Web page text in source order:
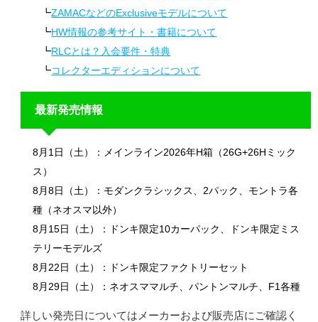
ZAMACなどのExclusiveモデルについて
HW情報の参考サイト・書籍について
RLCとは？入会要件・特典
コレクターエディションについて
最新発売情報
8月1日（土）：メインライン2026年H箱（26G+26Hミック
ス）
8月8日（土）：モダンクラシックス、2パック、モントラ各
種（ネオスマ以外）
8月15日（土）：ドンキ限定10カーパック、ドンキ限定ミス
テリーモデルズ
8月22日（土）：ドンキ限定ファクトリーセット
8月29日（土）：ネオスママルチ、パントンマルチ、F1各種
詳しい発売日についてはメーカーおよび販売店にご確認く